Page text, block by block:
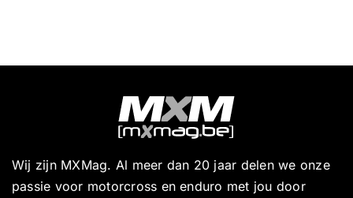
Wij zijn MXMag. Al meer dan 20 jaar delen we onze
passie voor motorcross en enduro met jou door